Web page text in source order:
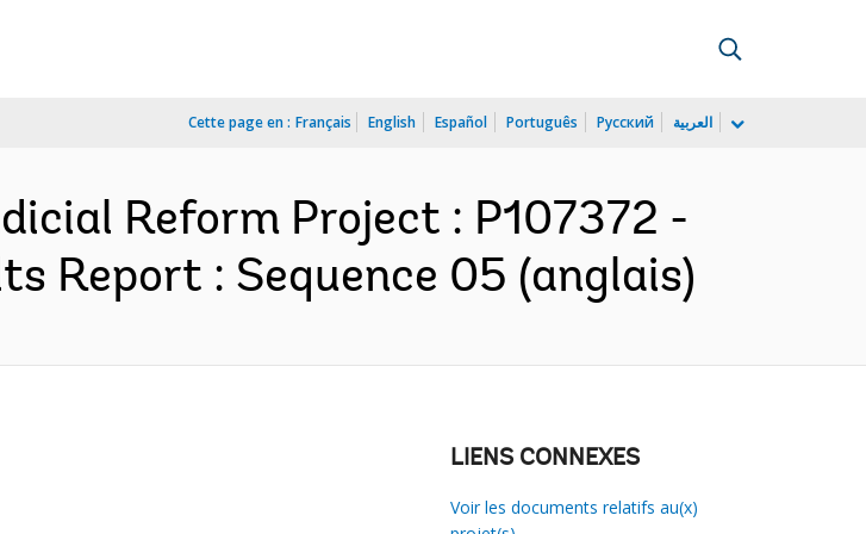
Cette page en : Français English Español Português Русский العربية
Reform Project : P107372 -
Report : Sequence 05 (anglais)
LIENS CONNEXES
Voir les documents relatifs au(x)